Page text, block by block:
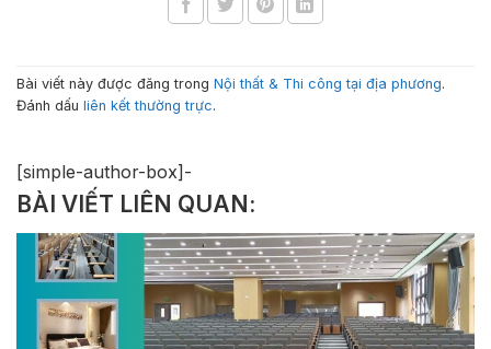
Bài viết này được đăng trong Nội thất & Thi công tại địa phương.
Đánh dấu liên kết thường trực.
[simple-author-box]-
BÀI VIẾT LIÊN QUAN: